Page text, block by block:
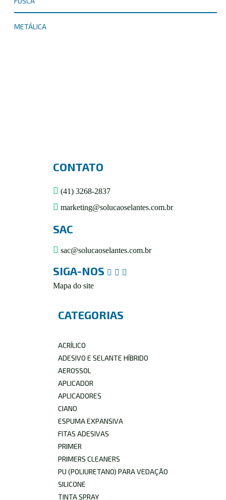
METÁLICA
CONTATO
(41) 3268-2837
marketing@solucaoselantes.com.br
SAC
sac@solucaoselantes.com.br
SIGA-NOS
Mapa do site
CATEGORIAS
ACRÍLICO
ADESIVO E SELANTE HÍBRIDO
AEROSSOL
APLICADOR
APLICADORES
CIANO
ESPUMA EXPANSIVA
FITAS ADESIVAS
PRIMER
PRIMERS CLEANERS
PU (POLIURETANO) PARA VEDAÇÃO
SILICONE
TINTA SPRAY